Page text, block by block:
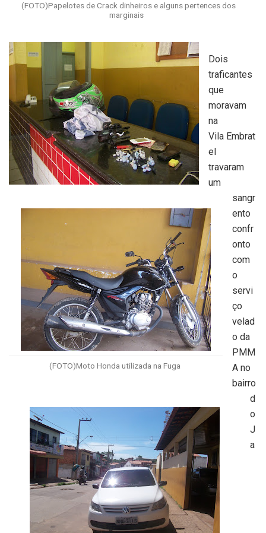
(FOTO)Papelotes de Crack dinheiros e alguns pertences dos
marginais
(FOTO)Moto Honda utilizada na Fuga
Dois
traficantes
que
moravam
na
Vila Embrat
el
travaram
um
sangr
ento
confr
onto
com
o
servi
ço
velad
o da
PMM
A no
bairro
d
o
J
a